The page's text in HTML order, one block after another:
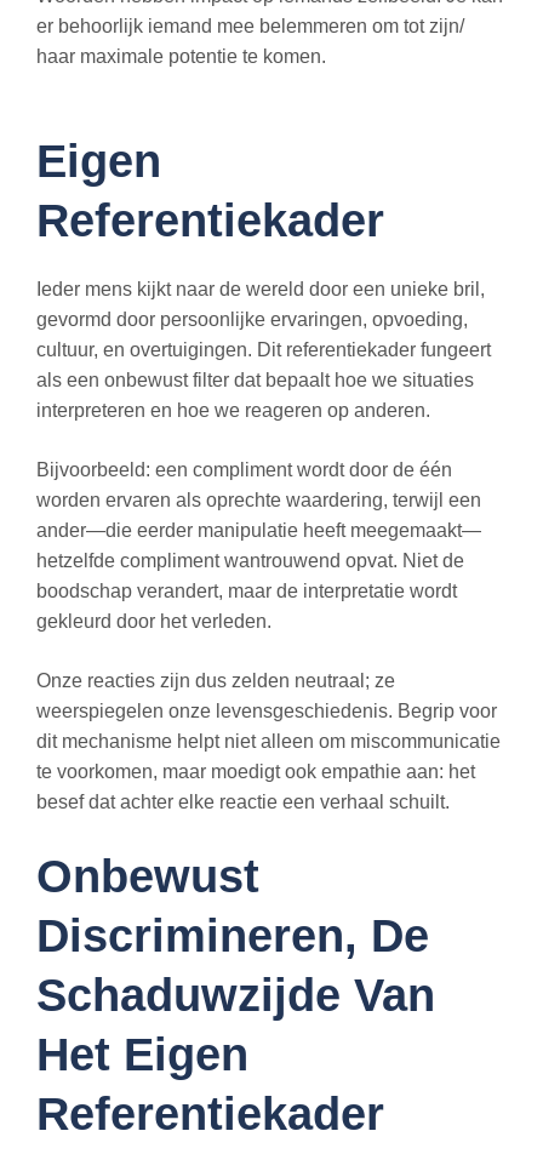
er behoorlijk iemand mee belemmeren om tot zijn/
haar maximale potentie te komen.
Eigen
Referentiekader
Ieder mens kijkt naar de wereld door een unieke bril,
gevormd door persoonlijke ervaringen, opvoeding,
cultuur, en overtuigingen. Dit referentiekader fungeert
als een onbewust filter dat bepaalt hoe we situaties
interpreteren en hoe we reageren op anderen.
Bijvoorbeeld: een compliment wordt door de één
worden ervaren als oprechte waardering, terwijl een
ander—die eerder manipulatie heeft meegemaakt—
hetzelfde compliment wantrouwend opvat. Niet de
boodschap verandert, maar de interpretatie wordt
gekleurd door het verleden.
Onze reacties zijn dus zelden neutraal; ze
weerspiegelen onze levensgeschiedenis. Begrip voor
dit mechanisme helpt niet alleen om miscommunicatie
te voorkomen, maar moedigt ook empathie aan: het
besef dat achter elke reactie een verhaal schuilt.
Onbewust
Discrimineren, De
Schaduwzijde Van
Het Eigen
Referentiekader